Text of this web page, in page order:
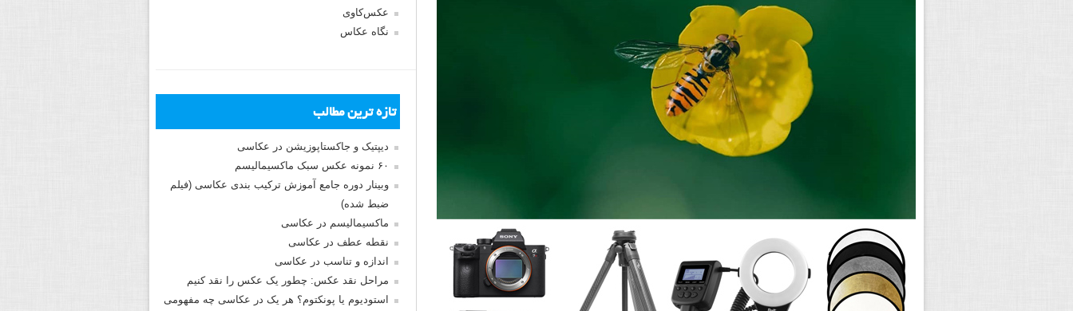
عکس‌کاوی
نگاه عکاس
تازه ترین مطالب
دیپتیک و جاکستا‌پوزیشن در عکاسی
۶۰ نمونه عکس سبک ماکسیمالیسم
وبینار دوره جامع آموزش ترکیب بندی عکاسی (فیلم
ضبط شده)
ماکسیمالیسم در عکاسی
نقطه عطف در عکاسی
اندازه و تناسب در عکاسی
مراحل نقد عکس: چطور یک عکس را نقد کنیم
استودیوم یا پونکتوم؟ هر یک در عکاسی چه مفهومی